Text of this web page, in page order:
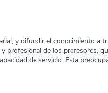
y difundir el conocimiento a
profesional de los profesores,
de servicio. Esta